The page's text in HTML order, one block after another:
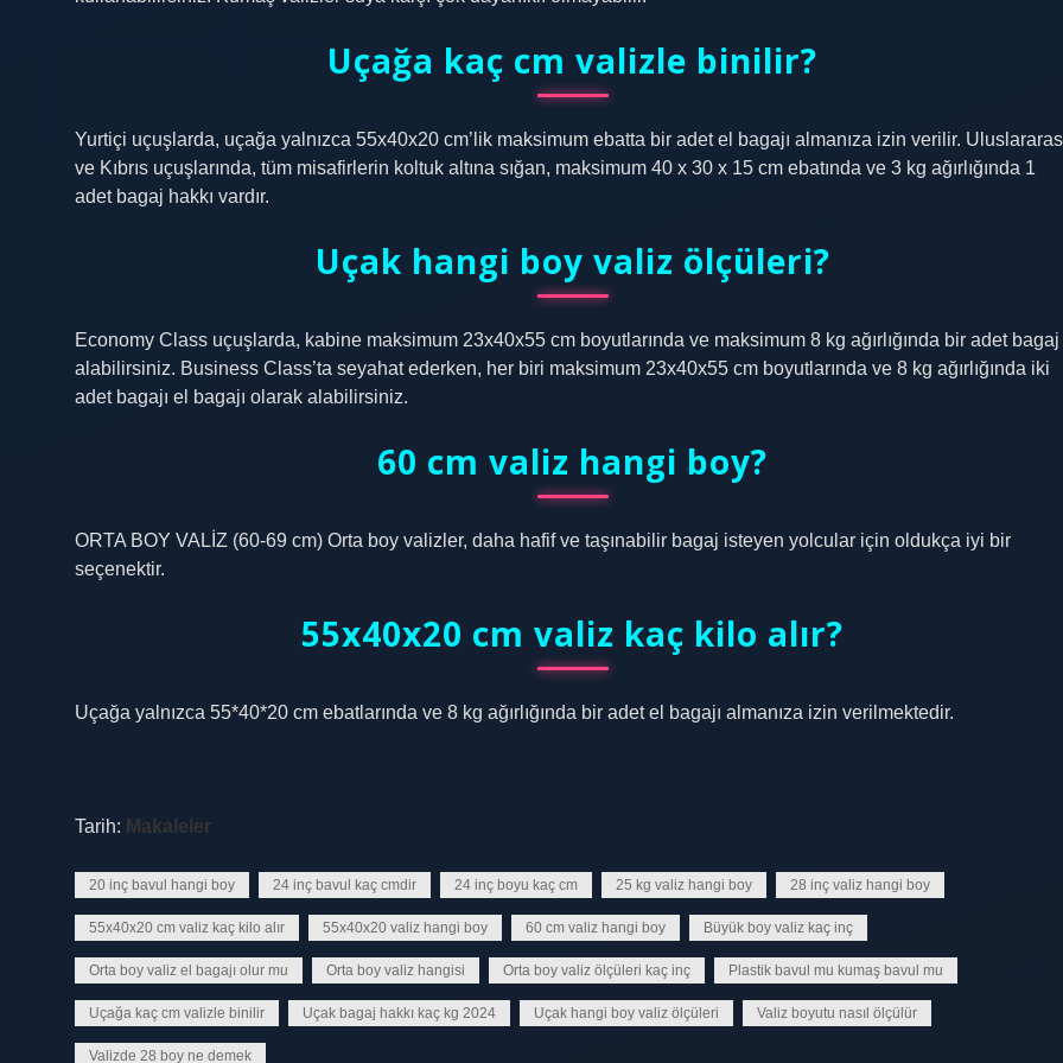
Uçağa kaç cm valizle binilir?
Yurtiçi uçuşlarda, uçağa yalnızca 55x40x20 cm’lik maksimum ebatta bir adet el bagajı almanıza izin verilir.
ve Kıbrıs uçuşlarında, tüm misafirlerin koltuk altına sığan, maksimum 40 x 30 x 15 cm ebatında ve 3 kg ağırlığında 1
adet bagaj hakkı vardır.
Uçak hangi boy valiz ölçüleri?
Economy Class uçuşlarda, kabine maksimum 23x40x55 cm boyutlarında ve maksimum 8 kg ağırlığında bir adet bagaj
alabilirsiniz. Business Class’ta seyahat ederken, her biri maksimum 23x40x55 cm boyutlarında ve 8 kg ağırlığında iki
adet bagajı el bagajı olarak alabilirsiniz.
60 cm valiz hangi boy?
ORTA BOY VALİZ (60-69 cm) Orta boy valizler, daha hafif ve taşınabilir bagaj isteyen yolcular için oldukça iyi bir
seçenektir.
55x40x20 cm valiz kaç kilo alır?
Uçağa yalnızca 55*40*20 cm ebatlarında ve 8 kg ağırlığında bir adet el bagajı almanıza izin verilmektedir.
Tarih: Makaleler
20 inç bavul hangi boy 24 inç bavul kaç cmdir 24 inç boyu kaç cm 25 kg valiz hangi boy 28 inç valiz hangi boy
55x40x20 cm valiz kaç kilo alır 55x40x20 valiz hangi boy 60 cm valiz hangi boy Büyük boy valiz kaç inç
Orta boy valiz el bagajı olur mu Orta boy valiz hangisi Orta boy valiz ölçüleri kaç inç Plastik bavul mu kumaş bavul mu
Uçağa kaç cm valizle binilir Uçak bagaj hakkı kaç kg 2024 Uçak hangi boy valiz ölçüleri Valiz boyutu nasıl ölçülür
Valizde 28 boy ne demek